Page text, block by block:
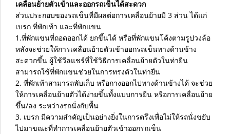
เคลื่อนย้ายตัวเข้าและออกรถเข็นได้สะดวก
ส่วนประกอบของรถเข็นที่มีผลต่อการเคลื่อนย้ายมี 3 ส่วน ได้แก่
เบรก ที่พักเท้า และที่พักแขน
1.ที่พักแขนที่ถอดออกได้ ยกขึ้นได้ หรือที่พักแขนโค้งตามรูปวงล้อ
หลังจะช่วยให้การเคลื่อนย้ายตัวเข้าออกรถเข็นทางด้านข้าง
สะดวกขึ้น ผู้ใช้วีลแชร์ที่ใช้วิธีการเคลื่อนย้ายตัวในท่ายืน
สามารถใช้ที่พักแขนช่วยในการทรงตัวในท่ายืน
2. ที่พักเท้าสามารถพับเก็บ หรือกางออกไปทางด้านข้างได้ จะช่วย
ให้การเคลื่อนย้ายตัวได้ง่ายขึ้นทั้งแบบการยืน หรือการเคลื่อนย้าย
ขึ้น/ลง ระหว่างรถนั่งกับพื้น
3. เบรก มีความสำคัญเป็นอย่างยิ่งในการตรึงเพื่อไม่ให้รถนั่งขยับ
ไปมาขณะที่ทำการเคลื่อนย้ายตัวเข้าออกรถเข็น